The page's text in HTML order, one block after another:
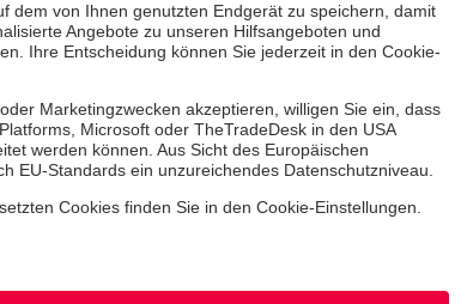
Kreisverband Görlitz erfahren? Folgen Sie uns auf
in unseren Johanniter-Alltag.
den Kreisverband
von Lehrmaterial für die Ausbildung unserer